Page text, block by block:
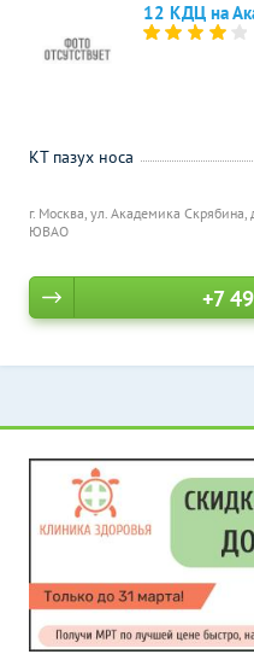
12 КДЦ на
г. Москва, ул. Академика Скрябина,
ЮВАО
КТ пазух носа
+7